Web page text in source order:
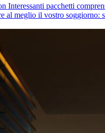
Interessanti pacchetti
al meglio il vostro soggiorno: